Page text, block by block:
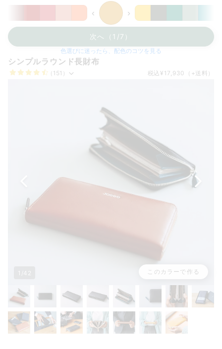
‹ ›
シンプルラウンド長財布
（151） 税込 ¥17,930 （+送料）
次へ（1/7）
色選びに迷ったら、配色のコツを見る
1/42 このカラーで作る